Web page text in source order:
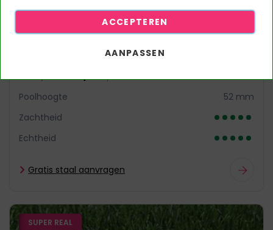
ACCEPTEREN
AANPASSEN
Kunstgras President
€ 59,95€ 47,95 per m²
Poolhoogte
52 mm
Zachtheid
Echtheid
Gratis staal aanvragen
SUPER REAL